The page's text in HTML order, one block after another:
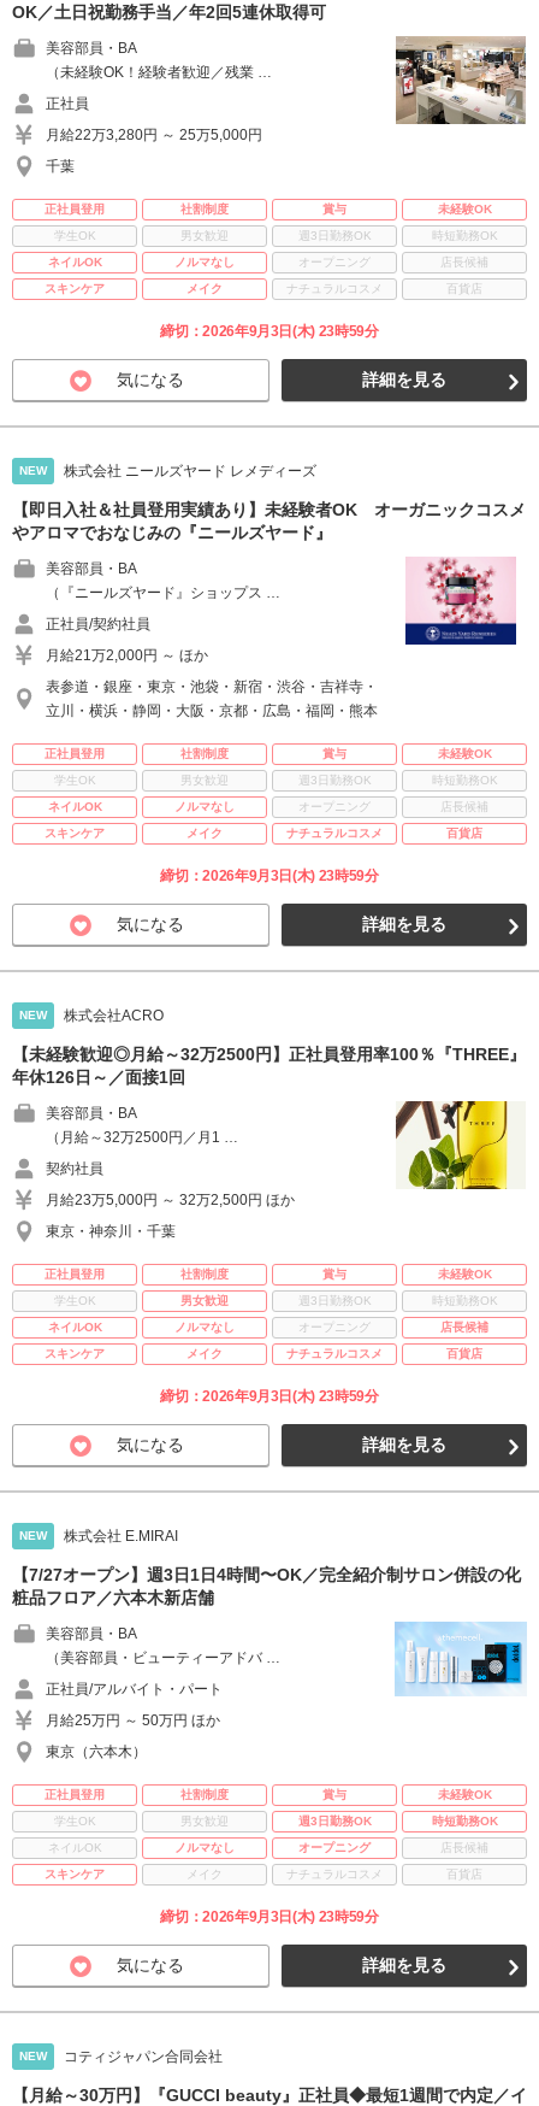
OK／土日祝勤務手当／年2回5連休取得可
美容部員・BA
（未経験OK！経験者歓迎／残業 …
正社員
月給22万3,280円 ～ 25万5,000円
千葉
正社員登用 社割制度 賞与
未経験OK
学生OK
男女歓迎 週3日勤務OK
時短勤務OK
ネイルOK
ノルマなし オープニング
店長候補
スキンケア
メイク ナチュラルコスメ 百貨店
締切：2026年9月3日(木) 23時59分
気になる 詳細を見る
NEW 株式会社 ニールズヤード レメディーズ
【即日入社＆社員登用実績あり】未経験者OK オーガニックコスメ
やアロマでおなじみの『ニールズヤード』
美容部員・BA
（『ニールズヤード』ショップス …
正社員/契約社員
月給21万2,000円 ～ ほか
表参道・銀座・東京・池袋・新宿・渋谷・吉祥寺・
立川・横浜・静岡・大阪・京都・広島・福岡・熊本
正社員登用 社割制度 賞与
未経験OK
学生OK
男女歓迎 週3日勤務OK
時短勤務OK
ネイルOK
ノルマなし オープニング
店長候補
スキンケア
メイク ナチュラルコスメ 百貨店
締切：2026年9月3日(木) 23時59分
気になる 詳細を見る
NEW 株式会社ACRO
【未経験歓迎◎月給～32万2500円】正社員登用率100％『THREE』
年休126日～／面接1回
美容部員・BA
（月給～32万2500円／月1 …
契約社員
月給23万5,000円 ～ 32万2,500円 ほか
東京・神奈川・千葉
正社員登用 社割制度 賞与
未経験OK
学生OK
男女歓迎 週3日勤務OK
時短勤務OK
ネイルOK
ノルマなし オープニング
店長候補
スキンケア
メイク ナチュラルコスメ 百貨店
締切：2026年9月3日(木) 23時59分
気になる 詳細を見る
NEW 株式会社 E.MIRAI
【7/27オープン】週3日1日4時間〜OK／完全紹介制サロン併設の化
粧品フロア／六本木新店舗
美容部員・BA
（美容部員・ビューティーアドバ …
正社員/アルバイト・パート
月給25万円 ～ 50万円 ほか
東京（六本木）
正社員登用 社割制度 賞与
未経験OK
学生OK
男女歓迎 週3日勤務OK
時短勤務OK
ネイルOK
ノルマなし オープニング
店長候補
スキンケア
メイク ナチュラルコスメ 百貨店
締切：2026年9月3日(木) 23時59分
気になる 詳細を見る
NEW コティジャパン合同会社
【月給～30万円】『GUCCI beauty』正社員◆最短1週間で内定／イ